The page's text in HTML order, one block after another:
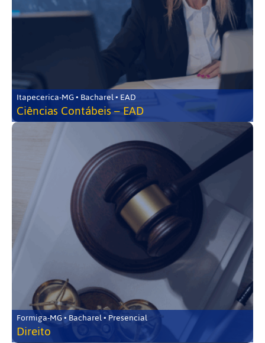
Itapecerica-MG • Bacharel • EAD
Ciências Contábeis – EAD
Formiga-MG • Bacharel • Presencial
Direito